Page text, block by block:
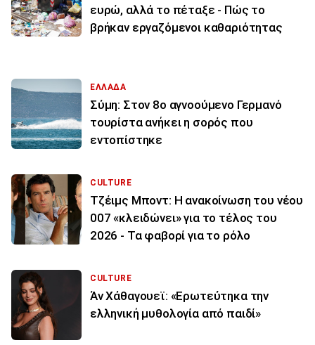
ευρώ, αλλά το πέταξε - Πώς το
βρήκαν εργαζόμενοι καθαριότητας
ΕΛΛΑΔΑ
Σύμη: Στον 8ο αγνοούμενο Γερμανό
τουρίστα ανήκει η σορός που
εντοπίστηκε
CULTURE
Τζέιμς Μποντ: Η ανακοίνωση του νέου
007 «κλειδώνει» για το τέλος του
2026 - Τα φαβορί για το ρόλο
CULTURE
Άν Χάθαγουεϊ: «Ερωτεύτηκα την
ελληνική μυθολογία από παιδί»